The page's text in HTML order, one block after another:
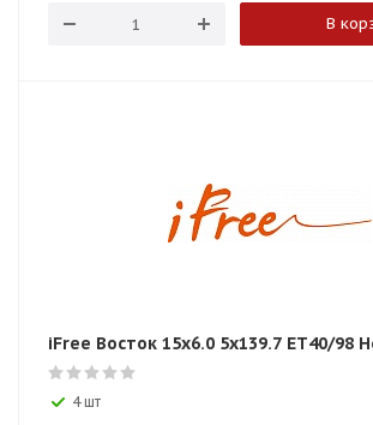
В
iFree Восток 15x6.0 5x139.7 ET40/98
4 шт